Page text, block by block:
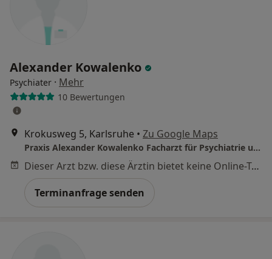
Alexander Kowalenko
Psychiater · Mehr
10 Bewertungen
Krokusweg 5, Karlsruhe • Zu Google Maps
Praxis Alexander Kowalenko Facharzt für Psychiatrie und Psychotherapie
Dieser Arzt bzw. diese Ärztin bietet keine Online-Terminbuchung an diesem Standort an.
Terminanfrage senden